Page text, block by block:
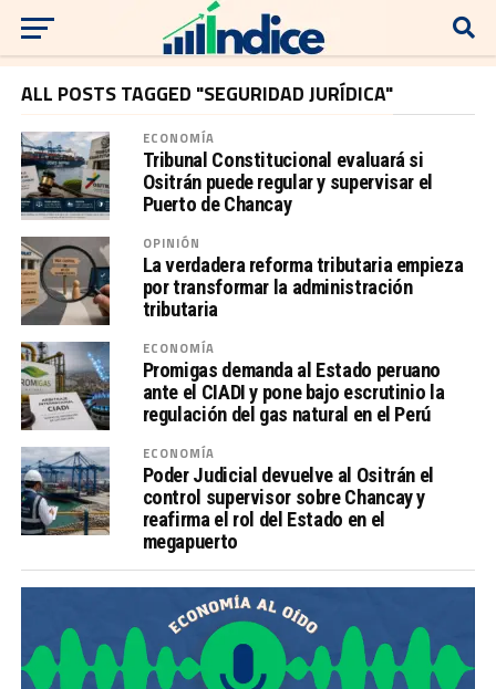
ALL POSTS TAGGED "SEGURIDAD JURÍDICA"
ECONOMÍA
Tribunal Constitucional evaluará si
Ositrán puede regular y supervisar el
Puerto de Chancay
OPINIÓN
La verdadera reforma tributaria empieza
por transformar la administración
tributaria
ECONOMÍA
Promigas demanda al Estado peruano
ante el CIADI y pone bajo escrutinio la
regulación del gas natural en el Perú
ECONOMÍA
Poder Judicial devuelve al Ositrán el
control supervisor sobre Chancay y
reafirma el rol del Estado en el
megapuerto